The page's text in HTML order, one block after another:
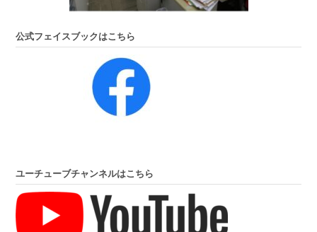
公式フェイスブックはこちら
ユーチューブチャンネルはこちら